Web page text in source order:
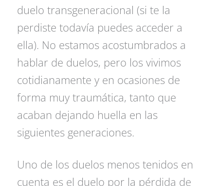
duelo transgeneracional (si te la
perdiste todavía puedes acceder a
ella). No estamos acostumbrados a
hablar de duelos, pero los vivimos
cotidianamente y en ocasiones de
forma muy traumática, tanto que
acaban dejando huella en las
siguientes generaciones.
Uno de los duelos menos tenidos en
cuenta es el duelo por la pérdida de